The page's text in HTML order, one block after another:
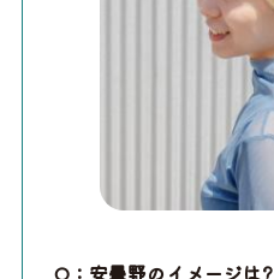
Q：安曇野のイメージは?